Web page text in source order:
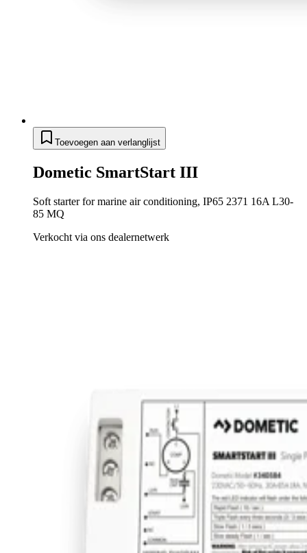
Toevoegen aan verlanglijst
Dometic SmartStart III
Soft starter for marine air conditioning, IP65 2371 16A L30-
85 MQ
Verkocht via ons dealernetwerk